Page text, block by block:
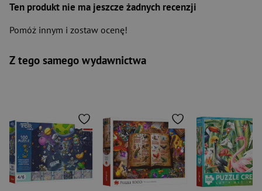
Ten produkt nie ma jeszcze żadnych recenzji
Pomóż innym i zostaw ocenę!
Z tego samego wydawnictwa